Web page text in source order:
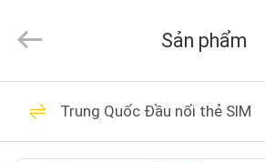
TRANG
CHỦ
Copyright
highgain-
Anten Wifi cao
Sản phẩm
Trung Quốc Đầu nối thẻ SIM